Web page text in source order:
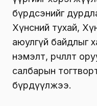
бүрдсэнийг
Хүнсний тухай,
аюулгүй байдлыг
нэмэлт, өөрчлөлт
салбарын
бүрдүүлжээ.